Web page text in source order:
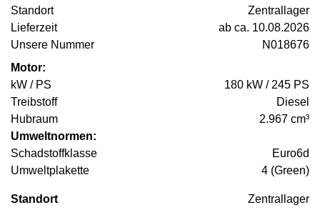
Standort
Zentrallager
Lieferzeit
ab ca. 10.08.2026
Unsere Nummer
N018676
Motor:
kW / PS
180 kW / 245 PS
Treibstoff
Diesel
Hubraum
2.967 cm³
Umweltnormen:
Schadstoffklasse
Euro6d
Umweltplakette
4 (Green)
Standort Zentrallager